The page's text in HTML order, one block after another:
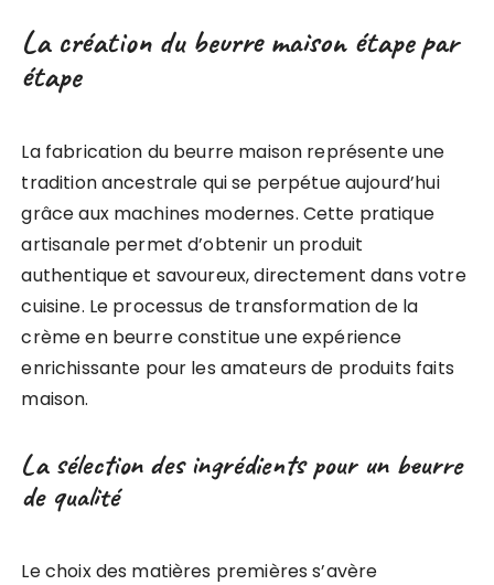
La création du beurre maison étape par
étape
La fabrication du beurre maison représente une
tradition ancestrale qui se perpétue aujourd’hui
grâce aux machines modernes. Cette pratique
artisanale permet d’obtenir un produit
authentique et savoureux, directement dans votre
cuisine. Le processus de transformation de la
crème en beurre constitue une expérience
enrichissante pour les amateurs de produits faits
maison.
La sélection des ingrédients pour un beurre
de qualité
Le choix des matières premières s’avère